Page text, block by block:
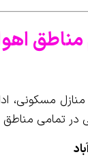
مناطق
مسکونی،
در تمامی